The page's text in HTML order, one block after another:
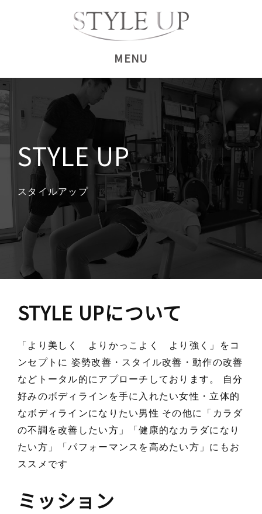
ツ
へ
ス
キ
ッ
STYLE UP
スタイルアップ
STYLE UPについて
「より美しく よりかっこよく より強く」をコ
ンセプトに 姿勢改善・スタイル改善・動作の改善
などトータル的にアプローチしております。
自分
好みのボディラインを手に入れたい女性・立体的
なボディラインになりたい男性 その他に「カラダ
の不調を改善したい方」「健康的なカラダになり
たい方」「パフォーマンスを高めたい方」にもお
ススメです
ミッション